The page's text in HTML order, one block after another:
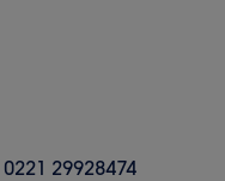
29928474